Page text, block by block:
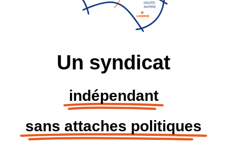
Un syndicat
indépendant
sans attaches politiques